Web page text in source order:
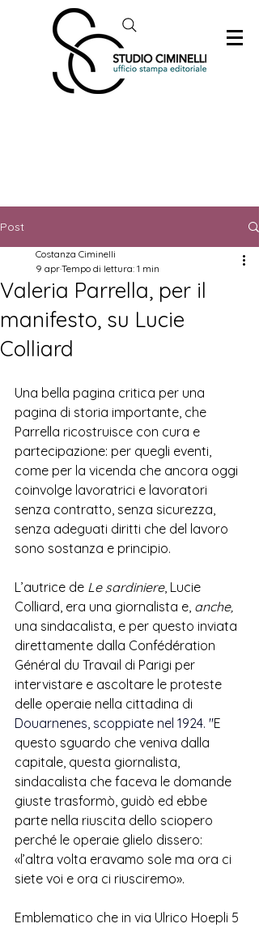
Post
Valeria Parrella, per il
manifesto, su Lucie
Colliard
Costanza Ciminelli
9 aprTempo di lettura: 1 min
Una bella pagina critica per una
pagina di storia importante, che
Parrella ricostruisce con cura e
partecipazione: per quegli eventi,
come per la vicenda che ancora oggi
coinvolge lavoratrici e lavoratori
senza contratto, senza sicurezza,
senza adeguati diritti che del lavoro
sono sostanza e principio.
L’autrice de Le sardiniere, Lucie
Colliard, era una giornalista e, anche,
una sindacalista, e per questo inviata
direttamente dalla Confédération
Général du Travail di Parigi per
intervistare e ascoltare le proteste
delle operaie nella cittadina di
Douarnenes, scoppiate nel 1924. "E
questo sguardo che veniva dalla
capitale, questa giornalista,
sindacalista che faceva le domande
giuste trasformò, guidò ed ebbe
parte nella riuscita dello sciopero
perché le operaie glielo dissero:
«l’altra volta eravamo sole ma ora ci
siete voi e ora ci riusciremo».
Emblematico che in via Ulrico Hoepli 5